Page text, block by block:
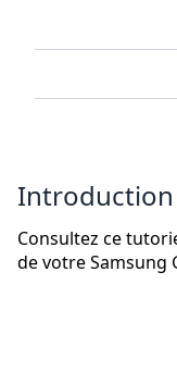
Introduction
Consultez ce
de votre Samsung